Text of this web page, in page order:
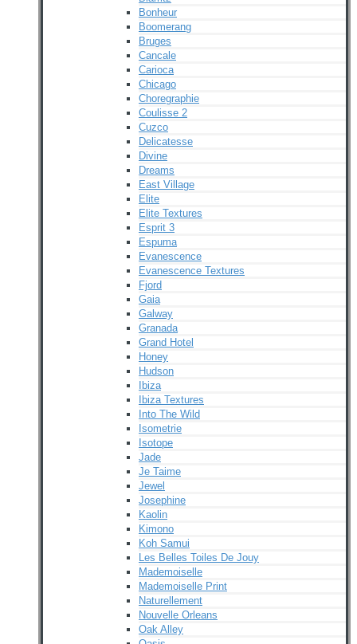
Bonheur
Boomerang
Bruges
Cancale
Carioca
Chicago
Choregraphie
Coulisse 2
Cuzco
Delicatesse
Divine
Dreams
East Village
Elite
Elite Textures
Esprit 3
Espuma
Evanescence
Evanescence Textures
Fjord
Gaia
Galway
Granada
Grand Hotel
Honey
Hudson
Ibiza
Ibiza Textures
Into The Wild
Isometrie
Isotope
Jade
Je Taime
Jewel
Josephine
Kaolin
Kimono
Koh Samui
Les Belles Toiles De Jouy
Mademoiselle
Mademoiselle Print
Naturellement
Nouvelle Orleans
Oak Alley